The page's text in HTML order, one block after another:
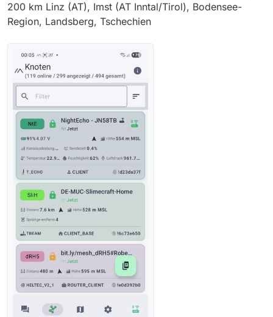
200 km Linz (AT), Imst (AT Inntal/Tirol), Bodensee-
Region, Landsberg, Tschechien